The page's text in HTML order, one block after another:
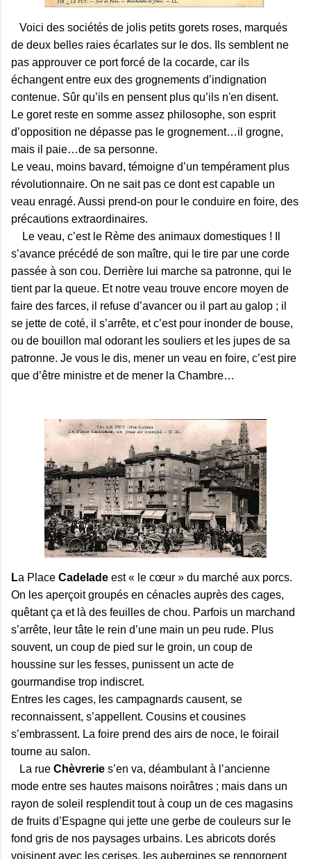
Voici des sociétés de jolis petits gorets roses, marqués
de deux belles raies écarlates sur le dos. Ils semblent ne
pas approuver ce port forcé de la cocarde, car ils
échangent entre eux des grognements d’indignation
contenue. Sûr qu’ils en pensent plus qu’ils n'en disent.
Le goret reste en somme assez philosophe, son esprit
d’opposition ne dépasse pas le grognement…il grogne,
mais il paie…de sa personne.
Le veau, moins bavard, témoigne d’un tempérament plus
révolutionnaire. On ne sait pas ce dont est capable un
veau enragé. Aussi prend-on pour le conduire en foire, des
précautions extraordinaires.
Le veau, c’est le Rème des animaux domestiques ! Il
s’avance précédé de son maître, qui le tire par une corde
passée à son cou. Derrière lui marche sa patronne, qui le
tient par la queue. Et notre veau trouve encore moyen de
faire des farces, il refuse d’avancer ou il part au galop ; il
se jette de coté, il s’arrête, et c’est pour inonder de bouse,
ou de bouillon mal odorant les souliers et les jupes de sa
patronne. Je vous le dis, mener un veau en foire, c’est pire
que d’être ministre et de mener la Chambre…
La Place Cadelade est « le cœur » du marché aux porcs.
On les aperçoit groupés en cénacles auprès des cages,
quêtant ça et là des feuilles de chou. Parfois un marchand
s’arrête, leur tâte le rein d’une main un peu rude. Plus
souvent, un coup de pied sur le groin, un coup de
houssine sur les fesses, punissent un acte de
gourmandise trop indiscret.
Entres les cages, les campagnards causent, se
reconnaissent, s’appellent. Cousins et cousines
s’embrassent. La foire prend des airs de noce, le foirail
tourne au salon.
La rue Chèvrerie s’en va, déambulant à l’ancienne
mode entre ses hautes maisons noirâtres ; mais dans un
rayon de soleil resplendit tout à coup un de ces magasins
de fruits d’Espagne qui jette une gerbe de couleurs sur le
fond gris de nos paysages urbains. Les abricots dorés
voisinent avec les cerises, les aubergines se rengorgent